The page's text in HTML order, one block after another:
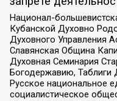
Национал-
Кубанской Духовно
Духовного Управления
Славянская Община
Духовная Семинария
Богодержавию, Таблиги
Русское национальное
социалистическое